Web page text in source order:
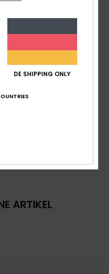
[160 g/m2]
ARTIKEL
DE SHIPPING ONLY